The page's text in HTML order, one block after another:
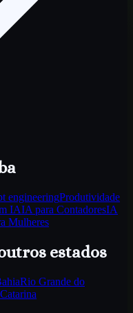
engineeringProdutividade
IAIA para ContadoresIA
Mulheres
estados
Rio Grande do